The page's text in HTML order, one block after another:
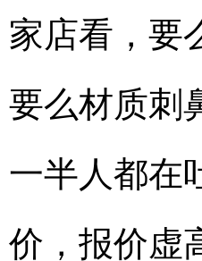
家店看，要
要么材质刺
一半人都在
价，报价虚